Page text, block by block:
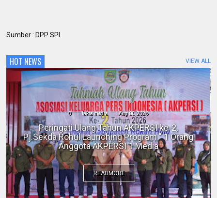
Sumber : DPP SPI
HOT NEWS VIEW ALL
0 fakta media Aug 06, 2026
Polres Inhil bersama Pemkab Inhil dan
BKSDA Riau Perkuat Sinergi Tangani
Gangguan Kera Liar di Tembilahan
READMORE